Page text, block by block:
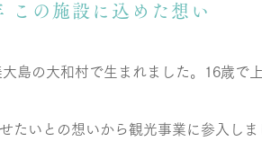
この施設に込めた想い
島の大和村で生まれました。16歳で
たいとの想いから観光事業に参入しま